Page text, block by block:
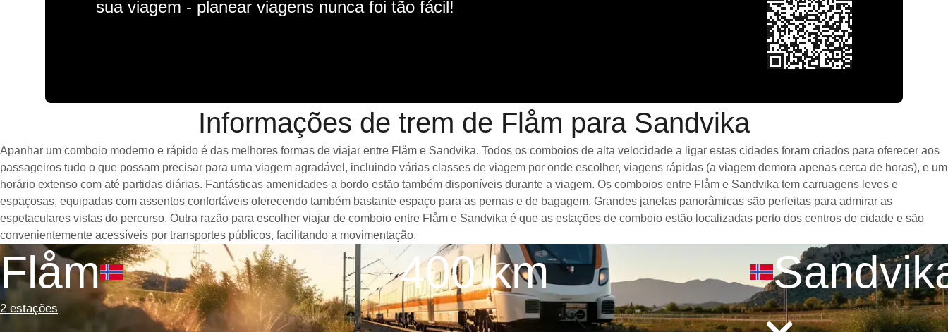
sua viagem - planear viagens nunca foi tão fácil!
Informações de trem de Flåm para Sandvika
Apanhar um comboio moderno e rápido é das melhores formas de viajar entre Flåm e Sandvika. Todos os comboios de alta velocidade a ligar estas cidades foram criados para oferecer aos
passageiros tudo o que possam precisar para uma viagem agradável, incluindo várias classes de viagem por onde escolher, viagens rápidas (a viagem demora apenas cerca de horas), e um
horário extenso com até partidas diárias. Fantásticas amenidades a bordo estão também disponíveis durante a viagem. Os comboios entre Flåm e Sandvika tem carruagens leves e
espaçosas, equipadas com assentos confortáveis oferecendo também bastante espaço para as pernas e de bagagem. Grandes janelas panorâmicas são perfeitas para admirar as
espetaculares vistas do percurso. Outra razão para escolher viajar de comboio entre Flåm e Sandvika é que as estações de comboio estão localizadas perto dos centros de cidade e são
convenientemente acessíveis por transportes públicos, facilitando a movimentação.
Flåm
2 estações
400 km